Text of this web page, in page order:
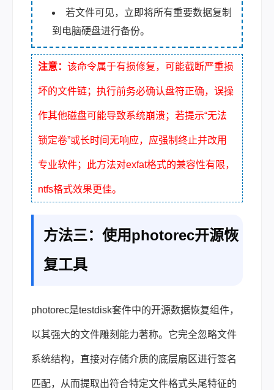
若文件可见，立即将所有重要数据复制
到电脑硬盘进行备份。
注意： 该命令属于有损修复，可能截断严重损
坏的文件链；执行前务必确认盘符正确，误操
作其他磁盘可能导致系统崩溃；若提示“无法
锁定卷”或长时间无响应，应强制终止并改用
专业软件；此方法对exfat格式的兼容性有限，
ntfs格式效果更佳。
方法三：使用photorec开源恢
复工具
photorec是testdisk套件中的开源数据恢复组件，
以其强大的文件雕刻能力著称。它完全忽略文件
系统结构，直接对存储介质的底层扇区进行签名
匹配，从而提取出符合特定文件格式头尾特征的